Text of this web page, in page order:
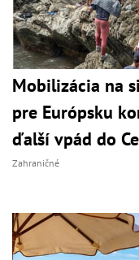
Mobilizácia na
pre Európsku
ďalší vpád do
Zahraničné